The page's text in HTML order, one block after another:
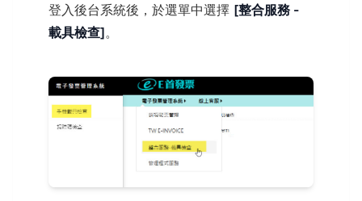
登入後台系統後，於選單中選擇 [整合服務 -
載具檢查]。